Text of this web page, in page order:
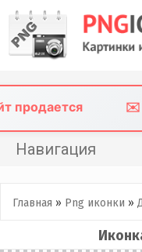
content
продается ✉️
Навигация
Png иконки
Картинки без фона
Главная » Png иконки »